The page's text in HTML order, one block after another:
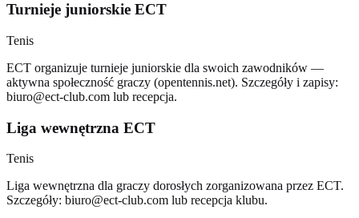
Turnieje juniorskie ECT
Tenis
ECT organizuje turnieje juniorskie dla swoich zawodników —
aktywna społeczność graczy (opentennis.net). Szczegóły i zapisy:
biuro@ect-club.com lub recepcja.
Liga wewnętrzna ECT
Tenis
Liga wewnętrzna dla graczy dorosłych zorganizowana przez ECT.
Szczegóły: biuro@ect-club.com lub recepcja klubu.